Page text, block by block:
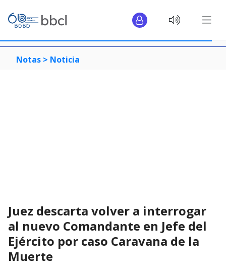
Notas > Noticia
Juez descarta volver a interrogar
al nuevo Comandante en Jefe del
Ejército por caso Caravana de la
Muerte